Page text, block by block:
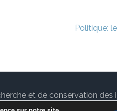
Politique:
et de conservation
Page | Développé par